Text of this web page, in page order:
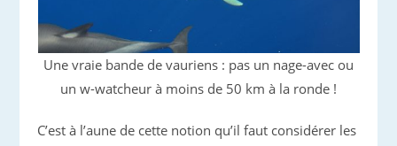
Une vraie bande de vauriens : pas un nage-avec ou
un w-watcheur à moins de 50 km à la ronde !
C’est à l’aune de cette notion qu’il faut considérer les